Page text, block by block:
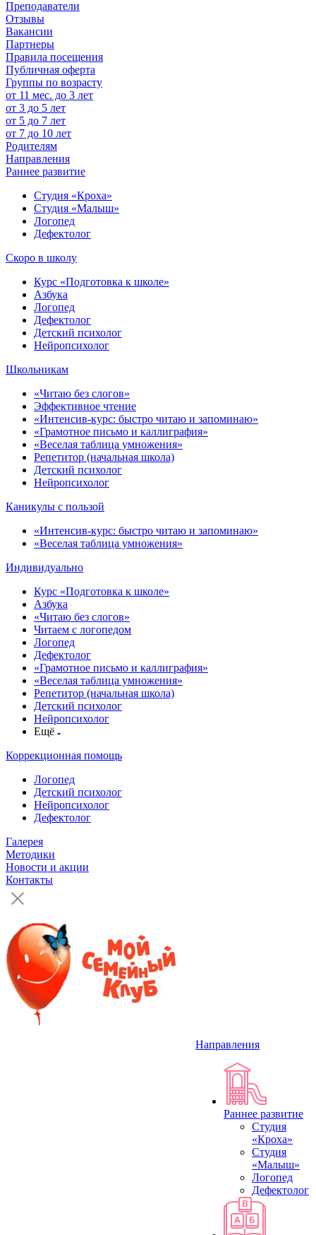
Преподаватели
Отзывы
Вакансии
Партнеры
Правила посещения
Публичная оферта
Группы по возрасту
от 11 мес. до 3 лет
от 3 до 5 лет
от 5 до 7 лет
от 7 до 10 лет
Родителям
Направления
Раннее развитие
Студия «Кроха»
Студия «Малыш»
Логопед
Дефектолог
Скоро в школу
Курс «Подготовка к школе»
Азбука
Логопед
Дефектолог
Детский психолог
Нейропсихолог
Школьникам
«Читаю без слогов»
Эффективное чтение
«Интенсив-курс: быстро читаю и запоминаю»
«Грамотное письмо и каллиграфия»
«Веселая таблица умножения»
Репетитор (начальная школа)
Детский психолог
Нейропсихолог
Каникулы с пользой
«Интенсив-курс: быстро читаю и запоминаю»
«Веселая таблица умножения»
Индивидуально
Курс «Подготовка к школе»
Азбука
«Читаю без слогов»
Читаем с логопедом
Логопед
Дефектолог
«Грамотное письмо и каллиграфия»
«Веселая таблица умножения»
Репетитор (начальная школа)
Детский психолог
Нейропсихолог
Ещё
Коррекционная помощь
Логопед
Детский психолог
Нейропсихолог
Дефектолог
Галерея
Методики
Новости и акции
Контакты
Направления
Раннее развитие
Студия
«Кроха»
Студия
«Малыш»
Логопед
Дефектолог